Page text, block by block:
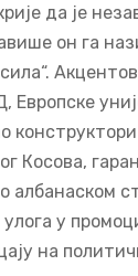
да је
он га
Европске
Косова,
албанаском
у
на